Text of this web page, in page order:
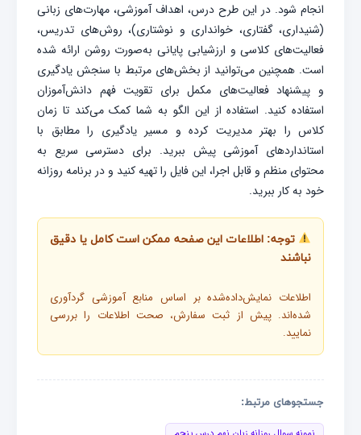
انجام شود. در این طرح درس، اهداف آموزشی، مهارت‌های زبانی
(شنیداری، گفتاری، خوانداری و نوشتاری)، روش‌های تدریس،
فعالیت‌های کلاسی و ارزشیابی پایانی به‌صورت روشن ارائه شده
است. همچنین می‌توانید از بخش‌های مرتبط با سنجش یادگیری
و پیشنهاد فعالیت‌های مکمل برای تقویت فهم دانش‌آموزان
استفاده کنید. استفاده از این الگو به شما کمک می‌کند تا زمان
کلاس را بهتر مدیریت کرده و مسیر یادگیری را مطابق با
استانداردهای آموزشی پیش ببرید. برای دسترسی سریع به
محتوای منظم و قابل اجرا، این فایل را تهیه کنید و در برنامه روزانه
خود به کار ببرید.
توجه: اطلاعات این صفحه ممکن است کامل یا دقیق
نباشند
اطلاعات نمایش‌داده‌شده بر اساس منابع آموزشی گردآوری
شده‌اند. پیش از ثبت سفارش، صحت اطلاعات را بررسی
نمایید.
جستجوهای مرتبط: